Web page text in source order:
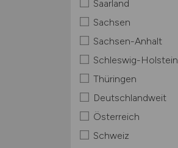
Saarland
Sachsen
Sachsen-Anhalt
Schleswig-Holstein
Thüringen
Deutschlandweit
Österreich
Schweiz